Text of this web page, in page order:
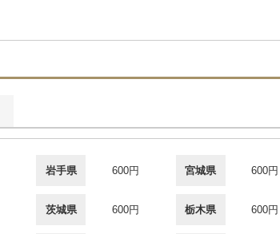
岩手県 600円 宮城県 600円
茨城県 600円 栃木県 600円